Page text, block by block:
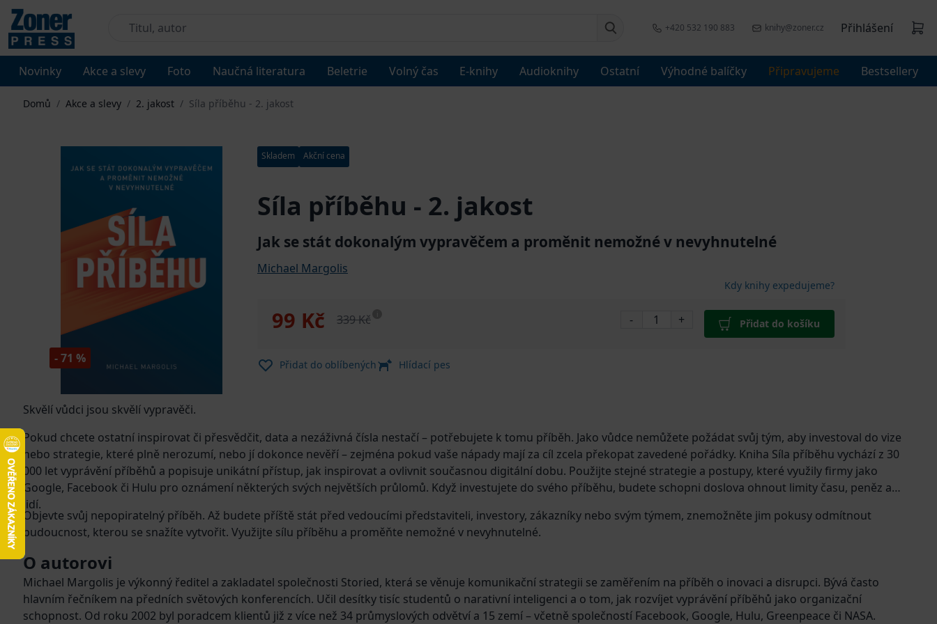
+420 532 190 883 knihy@zoner.cz Přihlášení
Novinky Akce a slevy Foto Naučná literatura Beletrie Volný čas E-knihy Audioknihy Ostatní Výhodné balíčky Připravujeme Bestsellery
Domů / Akce a slevy / 2. jakost / Síla příběhu - 2. jakost
- 71 %
Skladem Akční cena
Síla příběhu - 2. jakost
Jak se stát dokonalým vypravěčem a proměnit nemožné v nevyhnutelné
Michael Margolis
Kdy knihy expedujeme?
99 Kč 339 Kč - + Přidat do košíku
Přidat do oblíbených Hlídací pes
Skvělí vůdci jsou skvělí vypravěči.
Pokud chcete ostatní inspirovat či přesvědčit, data a nezáživná čísla nestačí – potřebujete k tomu příběh. Jako vůdce nemůžete požádat svůj tým, aby investoval do vize
nebo strategie, které plně nerozumí, nebo jí dokonce nevěří – zejména pokud vaše nápady mají za cíl zcela překopat zavedené pořádky. Kniha Síla příběhu vychází z 30
000 let vyprávění příběhů a popisuje unikátní přístup, jak inspirovat a ovlivnit současnou digitální dobu. Použijte stejné strategie a postupy, které využily firmy jako
Google, Facebook či Hulu pro oznámení některých svých největších průlomů. Když investujete do svého příběhu, budete schopni doslova ohnout limity času, peněz a
lidí.
Objevte svůj nepopiratelný příběh. Až budete příště stát před vedoucími představiteli, investory, zákazníky nebo svým týmem, znemožněte jim pokusy odmítnout
budoucnost, kterou se snažíte vytvořit. Využijte sílu příběhu a proměňte nemožné v nevyhnutelné.
O autorovi
Michael Margolis je výkonný ředitel a zakladatel společnosti Storied, která se věnuje komunikační strategii se zaměřením na příběh o inovaci a disrupci. Bývá často
hlavním řečníkem na předních světových konferencích. Učil desítky tisíc studentů o narativní inteligenci a o tom, jak rozvíjet vyprávění příběhů jako organizační
schopnost. Od roku 2002 byl poradcem klientů již z více než 34 průmyslových odvětví a 15 zemí – včetně společností Facebook, Google, Hulu, Greenpeace či NASA.